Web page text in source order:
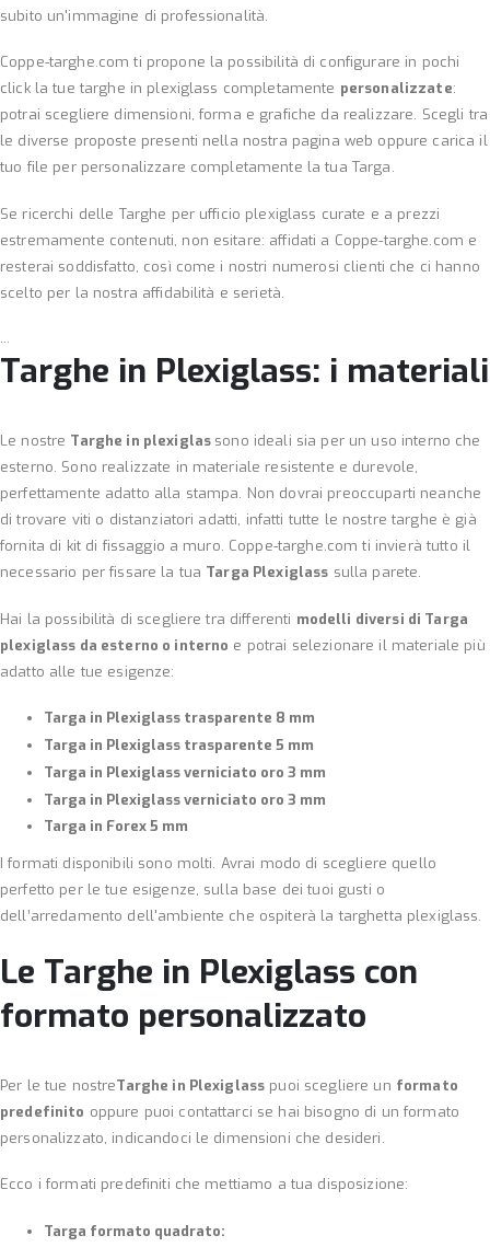
subito un'immagine di professionalità.
Coppe-targhe.com ti propone la possibilità di configurare in pochi
click la tue targhe in plexiglass completamente personalizzate:
potrai scegliere dimensioni, forma e grafiche da realizzare. Scegli tra
le diverse proposte presenti nella nostra pagina web oppure carica il
tuo file per personalizzare completamente la tua Targa.
Se ricerchi delle Targhe per ufficio plexiglass curate e a prezzi
estremamente contenuti, non esitare: affidati a Coppe-targhe.com e
resterai soddisfatto, così come i nostri numerosi clienti che ci hanno
scelto per la nostra affidabilità e serietà.
...
Targhe in Plexiglass: i materiali
Le nostre Targhe in plexiglas sono ideali sia per un uso interno che
esterno. Sono realizzate in materiale resistente e durevole,
perfettamente adatto alla stampa. Non dovrai preoccuparti neanche
di trovare viti o distanziatori adatti, infatti tutte le nostre targhe è già
fornita di kit di fissaggio a muro. Coppe-targhe.com ti invierà tutto il
necessario per fissare la tua Targa Plexiglass sulla parete.
Hai la possibilità di scegliere tra differenti modelli diversi di Targa
plexiglass da esterno o interno e potrai selezionare il materiale più
adatto alle tue esigenze:
Targa in Plexiglass trasparente 8 mm
Targa in Plexiglass trasparente 5 mm
Targa in Plexiglass verniciato oro 3 mm
Targa in Plexiglass verniciato oro 3 mm
Targa in Forex 5 mm
I formati disponibili sono molti. Avrai modo di scegliere quello
perfetto per le tue esigenze, sulla base dei tuoi gusti o
dell’arredamento dell'ambiente che ospiterà la targhetta plexiglass.
Le Targhe in Plexiglass con
formato personalizzato
Per le tue nostreTarghe in Plexiglass puoi scegliere un formato
predefinito oppure puoi contattarci se hai bisogno di un formato
personalizzato, indicandoci le dimensioni che desideri.
Ecco i formati predefiniti che mettiamo a tua disposizione:
Targa formato quadrato: